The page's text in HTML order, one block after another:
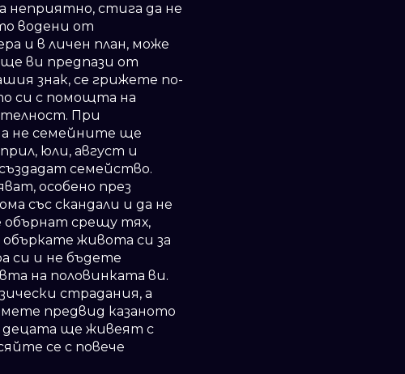
неприятно, стига да не
водени от
и в личен план, може
ви предпази от
знак, се грижете по-
си с помощта на
При
не семейните ще
юли, август и
семейство.
особено през
със скандали и да не
обърнат срещу тях,
живота си за
си и не бъдете
на половинката ви.
страдания, а
предвид казаното
децата ще живеят с
се с повече